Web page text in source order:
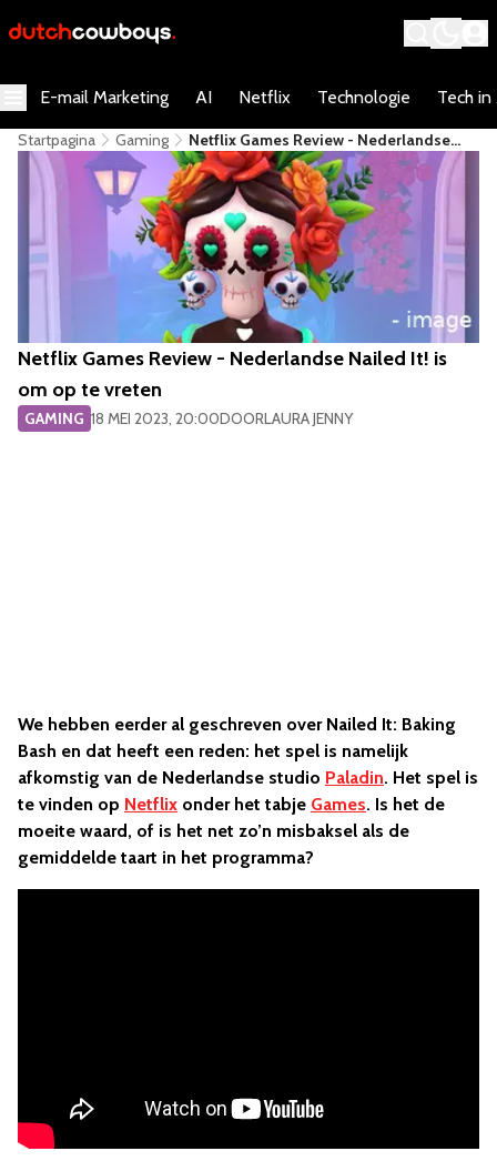
E-mail Marketing AI Netflix Technologie Tech in
Startpagina Gaming
Netflix Games Review - Nederlandse
Nailed It! Is Om Op Te Vreten
Netflix Games Review - Nederlandse Nailed It! is
om op te vreten
GAMING 18 MEI 2023, 20:00DOORLAURA JENNY
We hebben eerder al geschreven over Nailed It: Baking
Bash en dat heeft een reden: het spel is namelijk
afkomstig van de Nederlandse studio Paladin. Het spel is
te vinden op Netflix onder het tabje Games. Is het de
moeite waard, of is het net zo’n misbaksel als de
gemiddelde taart in het programma?